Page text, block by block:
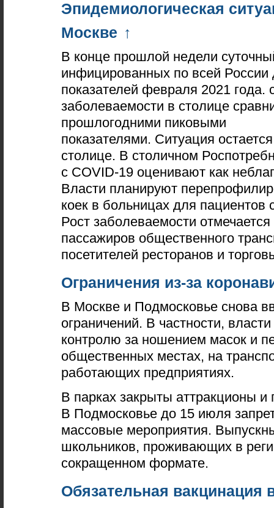
Эпидемиологическая
Москве ↑
В конце прошлой недели
инфицированных по всей России
показателей февраля 2021 года.
заболеваемости в столице
прошлогодними пиковыми
показателями. Ситуация
столице. В столичном
с COVID-19 оценивают как
Власти планируют
коек в больницах для пациентов
Рост заболеваемости
пассажиров общественного
посетителей ресторанов и
Ограничения из-за
В Москве и Подмосковье снова
ограничений. В частности,
контролю за ношением масок и
общественных местах, на
работающих предприятиях.
В парках закрыты аттракционы и
В Подмосковье до 15 июля
массовые мероприятия.
школьников, проживающих в
сокращенном формате.
Обязательная вакцинация